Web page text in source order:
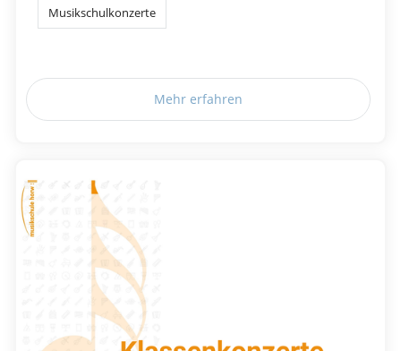
Musikschulkonzerte
Mehr erfahren